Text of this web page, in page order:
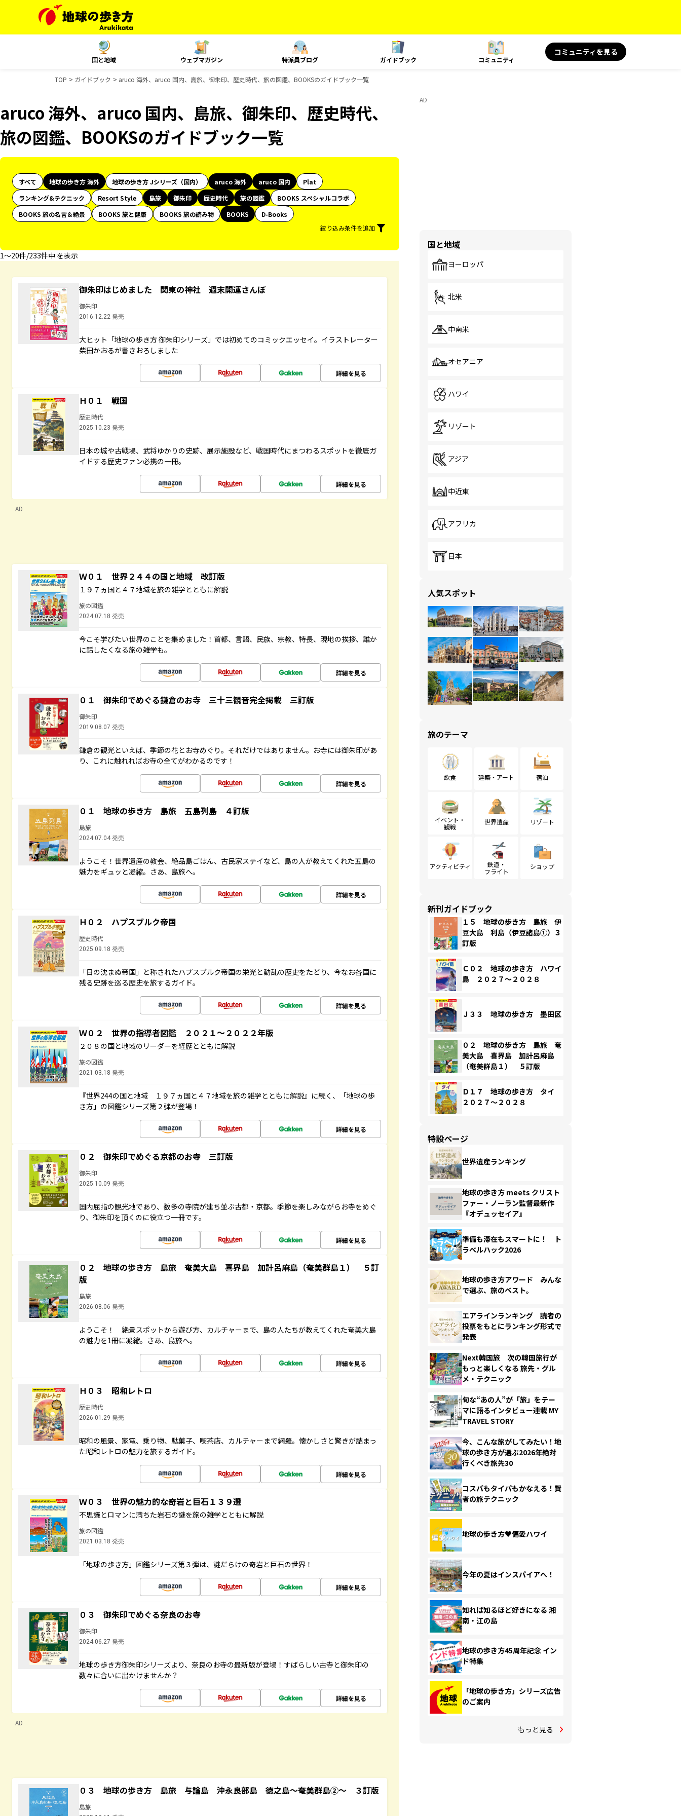
国と地域 ウェブマガジン 特派員ブログ ガイドブック コミュニティ
コミュニティを見る
TOP ガイドブック aruco 海外、aruco 国内、島旅、御朱印、歴史時代、旅の図鑑、BOOKSのガイドブック一覧
aruco 海外、aruco 国内、島旅、御朱印、歴史時代、
旅の図鑑、BOOKSのガイドブック一覧
すべて 地球の歩き方 海外 地球の歩き方 Jシリーズ（国内） aruco 海外 aruco 国内
Plat
ランキング&テクニック
Resort Style 島旅 御朱印 歴史時代 旅の図鑑
BOOKS スペシャルコラボ
BOOKS 旅の名言＆絶景
BOOKS 旅と健康 BOOKS 旅の読み物 BOOKS
D-Books
絞り込み条件を追加
1〜20件/233件中 を表示
御朱印はじめました 関東の神社 週末開運さんぽ
御朱印
2016.12.22 発売
大ヒット「地球の歩き方 御朱印シリーズ」では初めてのコミックエッセイ。イラストレーター
柴田かおるが書きおろしました
詳細を見る
Ｈ０１ 戦国
歴史時代
2025.10.23 発売
日本の城や古戦場、武将ゆかりの史跡、展示施設など、戦国時代にまつわるスポットを徹底ガ
イドする歴史ファン必携の一冊。
詳細を見る
AD
Ｗ０１ 世界２４４の国と地域 改訂版
１９７ヵ国と４７地域を旅の雑学とともに解説
旅の図鑑
2024.07.18 発売
今こそ学びたい世界のことを集めました！首都、言語、民族、宗教、特長、現地の挨拶、誰か
に話したくなる旅の雑学も。
詳細を見る
０１ 御朱印でめぐる鎌倉のお寺 三十三観音完全掲載 三訂版
御朱印
2019.08.07 発売
鎌倉の観光といえば、季節の花とお寺めぐり。それだけではありません。お寺には御朱印があ
り、これに触れればお寺の全てがわかるのです！
詳細を見る
０１ 地球の歩き方 島旅 五島列島 ４訂版
島旅
2024.07.04 発売
ようこそ！世界遺産の教会、絶品島ごはん、古民家ステイなど、島の人が教えてくれた五島の
魅力をギュッと凝縮。さあ、島旅へ。
詳細を見る
Ｈ０２ ハプスブルク帝国
歴史時代
2025.09.18 発売
「日の沈まぬ帝国」と称されたハプスブルク帝国の栄光と動乱の歴史をたどり、今なお各国に
残る史跡を巡る歴史を旅するガイド。
詳細を見る
Ｗ０２ 世界の指導者図鑑 ２０２１～２０２２年版
２０８の国と地域のリーダーを経歴とともに解説
旅の図鑑
2021.03.18 発売
『世界244の国と地域 １９７ヵ国と４７地域を旅の雑学とともに解説』に続く、「地球の歩
き方」の図鑑シリーズ第２弾が登場！
詳細を見る
０２ 御朱印でめぐる京都のお寺 三訂版
御朱印
2025.10.09 発売
国内屈指の観光地であり、数多の寺院が建ち並ぶ古都・京都。季節を楽しみながらお寺をめぐ
り、御朱印を頂くのに役立つ一冊です。
詳細を見る
０２ 地球の歩き方 島旅 奄美大島 喜界島 加計呂麻島（奄美群島１） ５訂
版
島旅
2026.08.06 発売
ようこそ！ 絶景スポットから遊び方、カルチャーまで、島の人たちが教えてくれた奄美大島
の魅力を1冊に凝縮。さあ、島旅へ。
詳細を見る
Ｈ０３ 昭和レトロ
歴史時代
2026.01.29 発売
昭和の風景、家電、乗り物、駄菓子、喫茶店、カルチャーまで網羅。懐かしさと驚きが詰まっ
た昭和レトロの魅力を旅するガイド。
詳細を見る
Ｗ０３ 世界の魅力的な奇岩と巨石１３９選
不思議とロマンに満ちた岩石の謎を旅の雑学とともに解説
旅の図鑑
2021.03.18 発売
「地球の歩き方」図鑑シリーズ第３弾は、謎だらけの奇岩と巨石の世界！
詳細を見る
０３ 御朱印でめぐる奈良のお寺
御朱印
2024.06.27 発売
地球の歩き方御朱印シリーズより、奈良のお寺の最新版が登場！すばらしい古寺と御朱印の
数々に合いに出かけませんか？
詳細を見る
AD
０３ 地球の歩き方 島旅 与論島 沖永良部島 徳之島～奄美群島②～ ３訂版
島旅
AD
国と地域
ヨーロッパ
北米
中南米
オセアニア
ハワイ
リゾート
アジア
中近東
アフリカ
日本
人気スポット
旅のテーマ
飲食 建築・アート 宿泊
イベント・
観戦
世界遺産 リゾート
アクティビティ
鉄道・
フライト
ショップ
新刊ガイドブック
１５ 地球の歩き方 島旅 伊
豆大島 利島（伊豆諸島①）３
訂版
Ｃ０２ 地球の歩き方 ハワイ
島 ２０２７～２０２８
Ｊ３３ 地球の歩き方 墨田区
０２ 地球の歩き方 島旅 奄
美大島 喜界島 加計呂麻島
（奄美群島１） ５訂版
Ｄ１７ 地球の歩き方 タイ
２０２７～２０２８
特設ページ
世界遺産ランキング
地球の歩き方 meets クリスト
ファー・ノーラン監督最新作
『オデュッセイア』
準備も滞在もスマートに！ ト
ラベルハック2026
地球の歩き方アワード みんな
で選ぶ、旅のベスト。
エアラインランキング 読者の
投票をもとにランキング形式で
発表
Next韓国旅 次の韓国旅行が
もっと楽しくなる 旅先・グル
メ・テクニック
旬な“あの人”が「旅」をテー
マに語るインタビュー連載 MY
TRAVEL STORY
今、こんな旅がしてみたい！地
球の歩き方が選ぶ2026年絶対
行くべき旅先30
コスパもタイパもかなえる！賢
者の旅テクニック
地球の歩き方♥偏愛ハワイ
今年の夏はインスパイアへ！
知れば知るほど好きになる 湘
南・江の島
地球の歩き方45周年記念 イン
ド特集
「地球の歩き方」シリーズ広告
のご案内
もっと見る